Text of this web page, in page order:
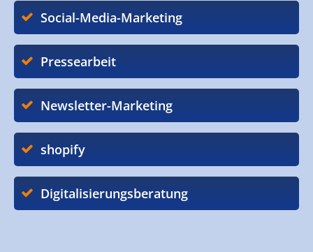
Social-Media-Marketing
Pressearbeit
Newsletter-Marketing
shopify
Digitalisierungsberatung